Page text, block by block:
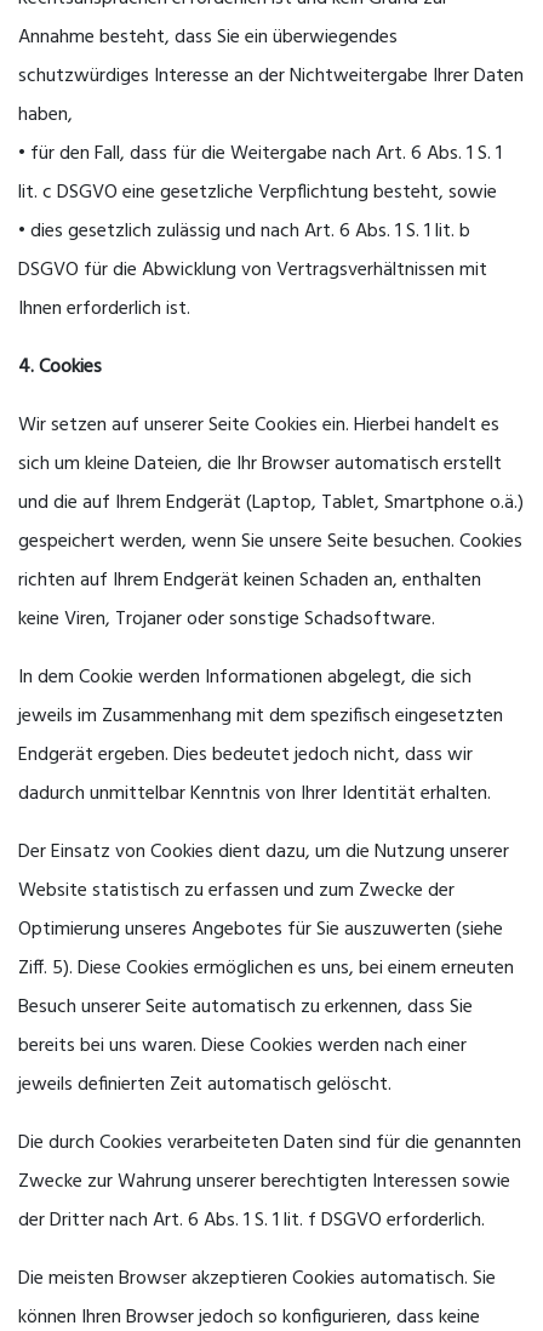
Annahme besteht, dass Sie ein überwiegendes
schutzwürdiges Interesse an der Nichtweitergabe Ihrer Daten
haben,
• für den Fall, dass für die Weitergabe nach Art. 6 Abs. 1 S. 1
lit. c DSGVO eine gesetzliche Verpflichtung besteht, sowie
• dies gesetzlich zulässig und nach Art. 6 Abs. 1 S. 1 lit. b
DSGVO für die Abwicklung von Vertragsverhältnissen mit
Ihnen erforderlich ist.
4. Cookies
Wir setzen auf unserer Seite Cookies ein. Hierbei handelt es
sich um kleine Dateien, die Ihr Browser automatisch erstellt
und die auf Ihrem Endgerät (Laptop, Tablet, Smartphone o.ä.)
gespeichert werden, wenn Sie unsere Seite besuchen. Cookies
richten auf Ihrem Endgerät keinen Schaden an, enthalten
keine Viren, Trojaner oder sonstige Schadsoftware.
In dem Cookie werden Informationen abgelegt, die sich
jeweils im Zusammenhang mit dem spezifisch eingesetzten
Endgerät ergeben. Dies bedeutet jedoch nicht, dass wir
dadurch unmittelbar Kenntnis von Ihrer Identität erhalten.
Der Einsatz von Cookies dient dazu, um die Nutzung unserer
Website statistisch zu erfassen und zum Zwecke der
Optimierung unseres Angebotes für Sie auszuwerten (siehe
Ziff. 5). Diese Cookies ermöglichen es uns, bei einem erneuten
Besuch unserer Seite automatisch zu erkennen, dass Sie
bereits bei uns waren. Diese Cookies werden nach einer
jeweils definierten Zeit automatisch gelöscht.
Die durch Cookies verarbeiteten Daten sind für die genannten
Zwecke zur Wahrung unserer berechtigten Interessen sowie
der Dritter nach Art. 6 Abs. 1 S. 1 lit. f DSGVO erforderlich.
Die meisten Browser akzeptieren Cookies automatisch. Sie
können Ihren Browser jedoch so konfigurieren, dass keine